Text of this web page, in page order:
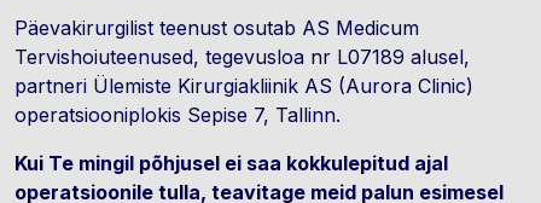
Päevakirurgilist teenust osutab AS Medicum
Tervishoiuteenused, tegevusloa nr L07189 alusel,
partneri Ülemiste Kirurgiakliinik AS (Aurora Clinic)
operatsiooniplokis Sepise 7, Tallinn.
Kui Te mingil põhjusel ei saa kokkulepitud ajal
operatsioonile tulla, teavitage meid palun esimesel